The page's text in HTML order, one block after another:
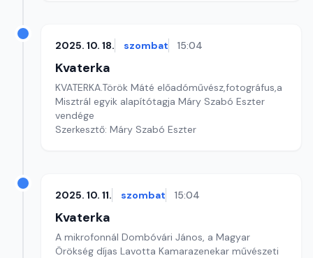
2025. 10. 18. szombat 15:04
Kvaterka
KVATERKA.Török Máté előadóművész,fotográfus,a
Misztrál egyik alapítótagja Máry Szabó Eszter
vendége
Szerkesztő: Máry Szabó Eszter
2025. 10. 11. szombat 15:04
Kvaterka
A mikrofonnál Dombóvári János, a Magyar
Örökség díjas Lavotta Kamarazenekar művészeti